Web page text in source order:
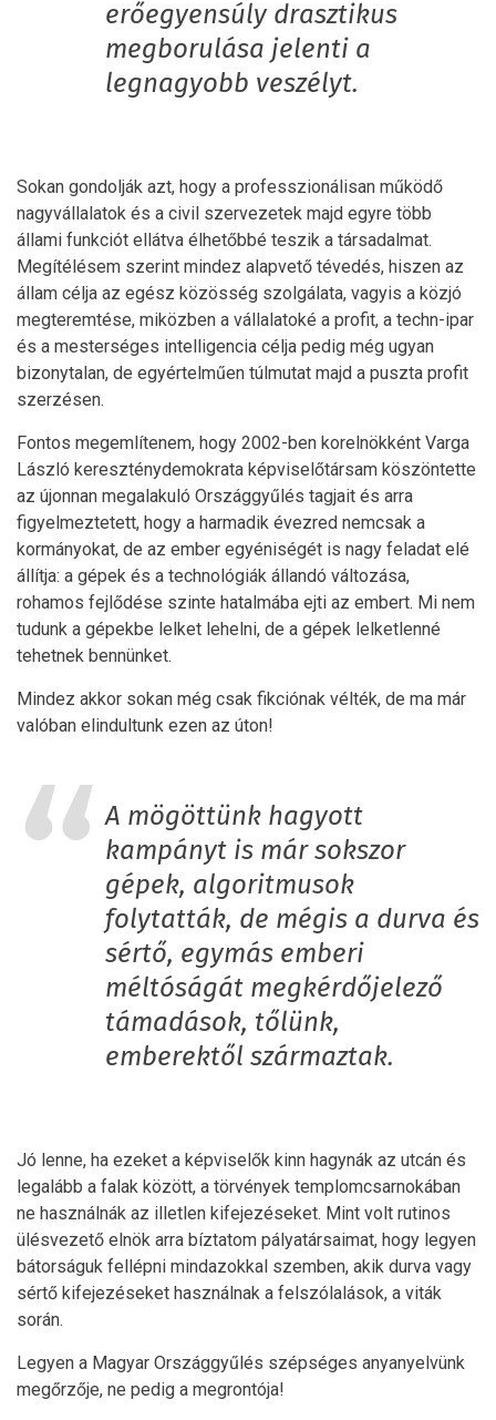
erőegyensúly drasztikus
megborulása jelenti a
legnagyobb veszélyt.
Sokan gondolják azt, hogy a professzionálisan működő
nagyvállalatok és a civil szervezetek majd egyre több
állami funkciót ellátva élhetőbbé teszik a társadalmat.
Megítélésem szerint mindez alapvető tévedés, hiszen az
állam célja az egész közösség szolgálata, vagyis a közjó
megteremtése, miközben a vállalatoké a profit, a techn-ipar
és a mesterséges intelligencia célja pedig még ugyan
bizonytalan, de egyértelműen túlmutat majd a puszta profit
szerzésen.
Fontos megemlítenem, hogy 2002-ben korelnökként Varga
László kereszténydemokrata képviselőtársam köszöntette
az újonnan megalakuló Országgyűlés tagjait és arra
figyelmeztetett, hogy a harmadik évezred nemcsak a
kormányokat, de az ember egyéniségét is nagy feladat elé
állítja: a gépek és a technológiák állandó változása,
rohamos fejlődése szinte hatalmába ejti az embert. Mi nem
tudunk a gépekbe lelket lehelni, de a gépek lelketlenné
tehetnek bennünket.
Mindez akkor sokan még csak fikciónak vélték, de ma már
valóban elindultunk ezen az úton!
A mögöttünk hagyott
kampányt is már sokszor
gépek, algoritmusok
folytatták, de mégis a durva és
sértő, egymás emberi
méltóságát megkérdőjelező
támadások, tőlünk,
emberektől származtak.
Jó lenne, ha ezeket a képviselők kinn hagynák az utcán és
legalább a falak között, a törvények templomcsarnokában
ne használnák az illetlen kifejezéseket. Mint volt rutinos
ülésvezető elnök arra bíztatom pályatársaimat, hogy legyen
bátorságuk fellépni mindazokkal szemben, akik durva vagy
sértő kifejezéseket használnak a felszólalások, a viták
során.
Legyen a Magyar Országgyűlés szépséges anyanyelvünk
megőrzője, ne pedig a megrontója!